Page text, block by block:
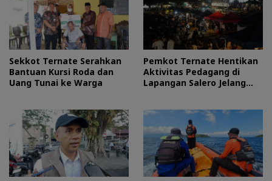
Sekkot Ternate Serahkan
Bantuan Kursi Roda dan
Uang Tunai ke Warga
Pemkot Ternate Hentikan
Aktivitas Pedagang di
Lapangan Salero Jelang